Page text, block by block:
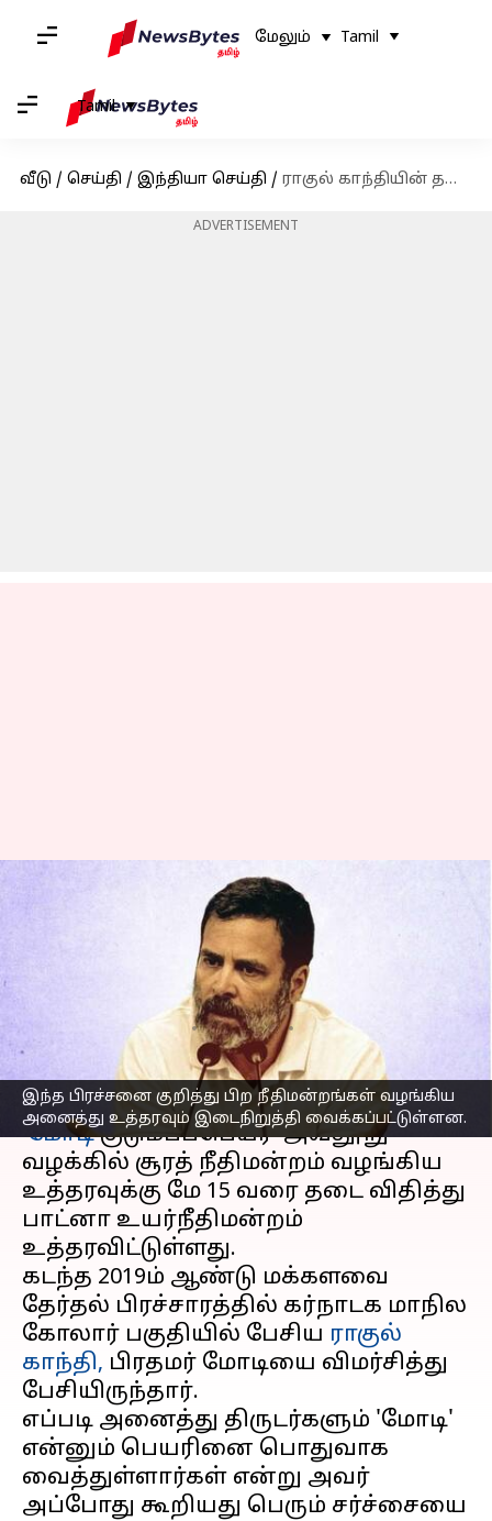
மேலும் Tamil
Tamil
வீடு / செய்தி / இந்தியா செய்தி / ராகுல் காந்தியின் தண்டனைக்கு இடைக்கால தடை: பாட்னா உயர் நீதிமன்றம் உத்தரவு
ADVERTISEMENT
இந்த பிரச்சனை குறித்து பிற நீதிமன்றங்கள் வழங்கிய
அனைத்து உத்தரவும் இடைநிறுத்தி வைக்கப்பட்டுள்ளன.
ராகுல் காந்தியின்
தண்டனைக்கு
இடைக்கால தடை: பாட்னா
உயர் நீதிமன்றம் உத்தரவு
Apr 24, 2023 03:56 pm
செய்தி முன்னோட்டம்
'மோடிகுடும்பப்பெயர்' அவதூறு
வழக்கில் சூரத் நீதிமன்றம் வழங்கிய
உத்தரவுக்கு மே 15 வரை தடை விதித்து
பாட்னா உயர்நீதிமன்றம்
உத்தரவிட்டுள்ளது.
கடந்த 2019ம் ஆண்டு மக்களவை
தேர்தல் பிரச்சாரத்தில் கர்நாடக மாநில
கோலார் பகுதியில் பேசிய ராகுல்
காந்தி, பிரதமர் மோடியை விமர்சித்து
பேசியிருந்தார்.
எப்படி அனைத்து திருடர்களும் 'மோடி'
என்னும் பெயரினை பொதுவாக
வைத்துள்ளார்கள் என்று அவர்
அப்போது கூறியது பெரும் சர்ச்சையை